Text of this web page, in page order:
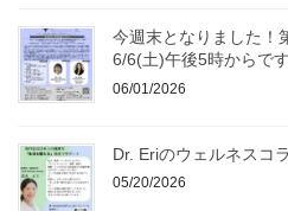
今週末となりました！
6/6(土)午後5時からで
06/01/2026
Dr. Eriのウェルネスコ
05/20/2026